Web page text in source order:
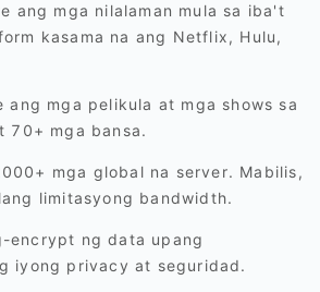
ang mga nilalaman mula sa iba't
kasama na ang Netflix, Hulu,
ang mga pelikula at mga shows sa
70+ mga bansa.
mga global na server. Mabilis,
limitasyong bandwidth.
encrypt ng data upang
iyong privacy at seguridad.